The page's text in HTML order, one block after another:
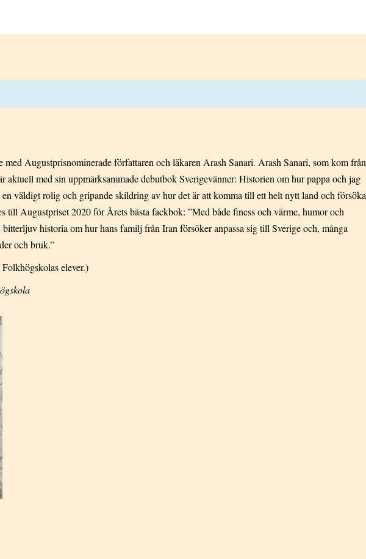
Augustprisnominerade författaren och läkaren Arash Sanari. Arash Sanari, som kom från
aktuell med sin uppmärksammade debutbok Sverigevänner: Historien om hur pappa och jag
väldigt rolig och gripande skildring av hur det är att komma till ett helt nytt land och försöka
till Augustpriset 2020 för Årets bästa fackbok: ”Med både finess och värme, humor och
bitterljuv historia om hur hans familj från Iran försöker anpassa sig till Sverige och, många
och bruk.”
elever.)